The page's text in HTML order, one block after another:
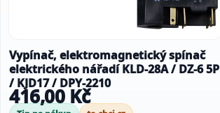
Vypínač, elektromagnetický spínač
elektrického nářadí KLD-28A / DZ-6 5P
/ KJD17 / DPY-2210
416,00 Kč